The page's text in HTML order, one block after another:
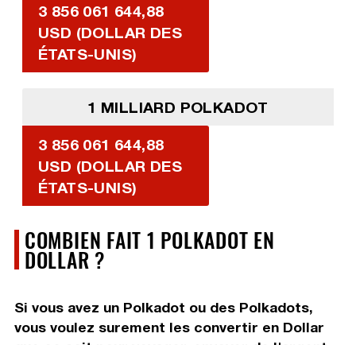
3 856 061 644,88
USD (DOLLAR DES
ÉTATS-UNIS)
1 MILLIARD POLKADOT
3 856 061 644,88
USD (DOLLAR DES
ÉTATS-UNIS)
COMBIEN FAIT 1 POLKADOT EN
DOLLAR ?
Si vous avez un Polkadot ou des Polkadots,
vous voulez surement les convertir en Dollar